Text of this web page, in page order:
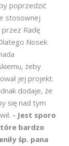
poprzedzić
stosownej
przez Radę
Nosek
żeby
jej projekt.
dodaje, że
się nad tym
- Jest sporo
bardzo
śp. pana